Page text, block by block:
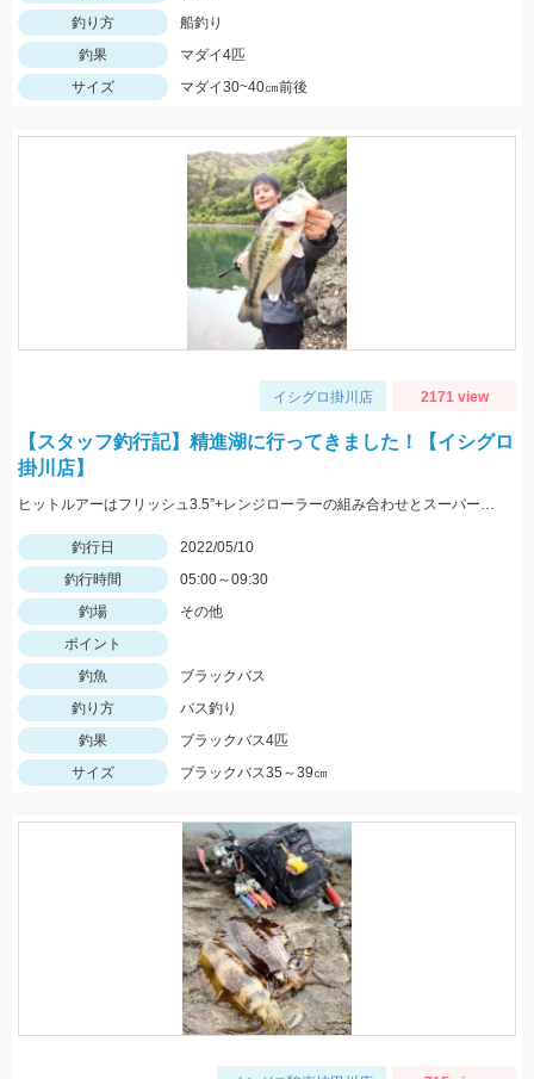
釣り方
船釣り
釣果
マダイ4匹
サイズ
マダイ30~40㎝前後
イシグロ掛川店 2171 view
【スタッフ釣行記】精進湖に行ってきました！【イシグロ
掛川店】
ヒットルアーはフリッシュ3.5”+レンジローラーの組み合わせとスーパースレッジでした！
釣行日
2022/05/10
釣行時間
05:00～09:30
釣場
その他
ポイント
釣魚
ブラックバス
釣り方
バス釣り
釣果
ブラックバス4匹
サイズ
ブラックバス35～39㎝